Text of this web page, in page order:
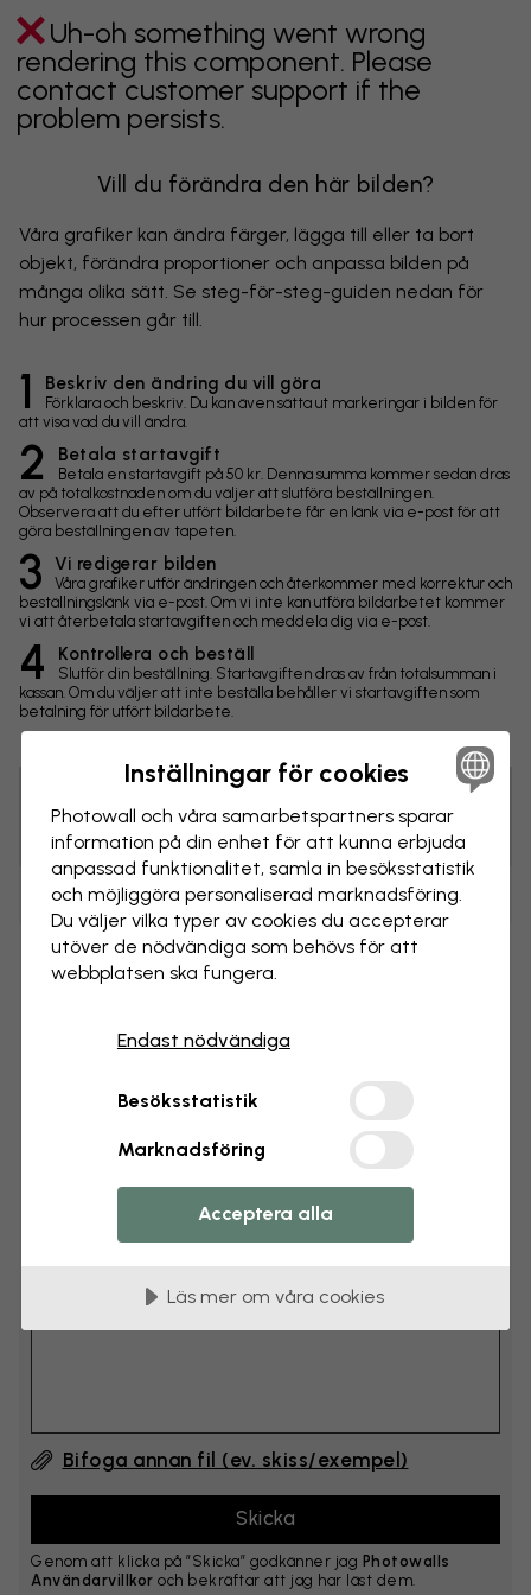
Uh-oh something went wrong
rendering this component. Please
contact customer support if the
problem persists.
Vill du förändra den här bilden?
Våra grafiker kan ändra färger, lägga till eller ta bort
objekt, förändra proportioner och anpassa bilden på
många olika sätt. Se steg-för-steg-guiden nedan för
hur processen går till.
1 Beskriv den ändring du vill göra
Förklara och beskriv. Du kan även sätta ut markeringar i bilden för
att visa vad du vill ändra.
2 Betala startavgift
Betala en startavgift på 50 kr. Denna summa kommer sedan dras
av på totalkostnaden om du väljer att slutföra beställningen.
Observera att du efter utfört bildarbete får en länk via e-post för att
göra beställningen av tapeten.
3 Vi redigerar bilden
Våra grafiker utför ändringen och återkommer med korrektur och
beställningslänk via e-post. Om vi inte kan utföra bildarbetet kommer
vi att återbetala startavgiften och meddela dig via e-post.
4 Kontrollera och beställ
Slutför din beställning. Startavgiften dras av från totalsumman i
kassan. Om du väljer att inte beställa behåller vi startavgiften som
betalning för utfört bildarbete.
Ändringar
Storlek
Lägg till kommentar
Kommentar #1
Bifoga annan fil (ev. skiss/exempel)
Genom att klicka på ”Skicka” godkänner jag Photowalls
Användarvillkor och bekräftar att jag har läst dem.
Tips! Du kan klicka på bilden för att göra en markering och
skriva en kommentar.
Inställningar för cookies
Photowall och våra samarbets­partners sparar
information på din enhet för att kunna erbjuda
anpassad funktionalitet, samla in besöks­statistik
och möjliggöra personaliserad marknads­föring.
Du väljer vilka typer av cookies du accepterar
utöver de nödvändiga som behövs för att
webbplatsen ska fungera.
Endast nödvändiga
Besöksstatistik
Marknadsföring
Acceptera alla
Läs mer om våra cookies